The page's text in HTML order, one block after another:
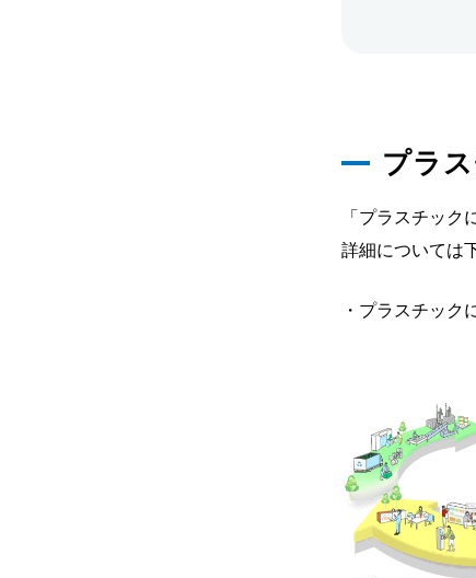
プラ
「プラスチック
詳細については
・プラスチック